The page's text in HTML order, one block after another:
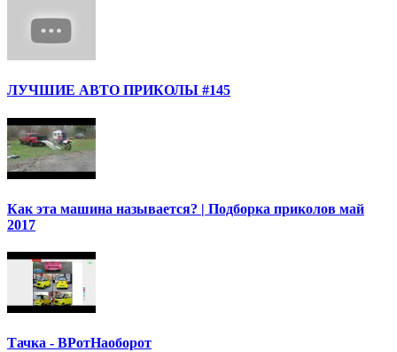
ЛУЧШИЕ АВТО ПРИКОЛЫ #145
Как эта машина называется? | Подборка приколов май
2017
Тачка - ВРотНаоборот